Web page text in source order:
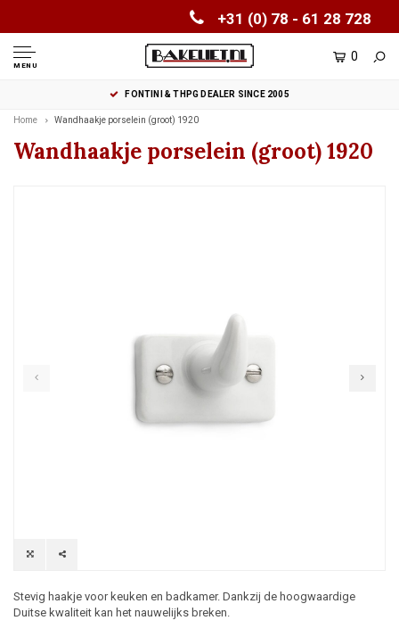
+31 (0) 78 - 61 28 728
MENU
0
FONTINI & THPG DEALER SINCE 2005
Home Wandhaakje porselein (groot) 1920
Wandhaakje porselein (groot) 1920
Stevig haakje voor keuken en badkamer. Dankzij de hoogwaardige
Duitse kwaliteit kan het nauwelijks breken.